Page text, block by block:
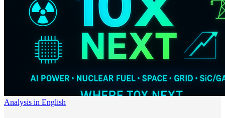
Analysis in English